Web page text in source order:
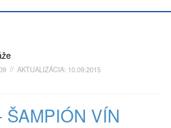
// AKTUALIZÁCIA: 10.09.2015
ŠAMPIÓN VÍN